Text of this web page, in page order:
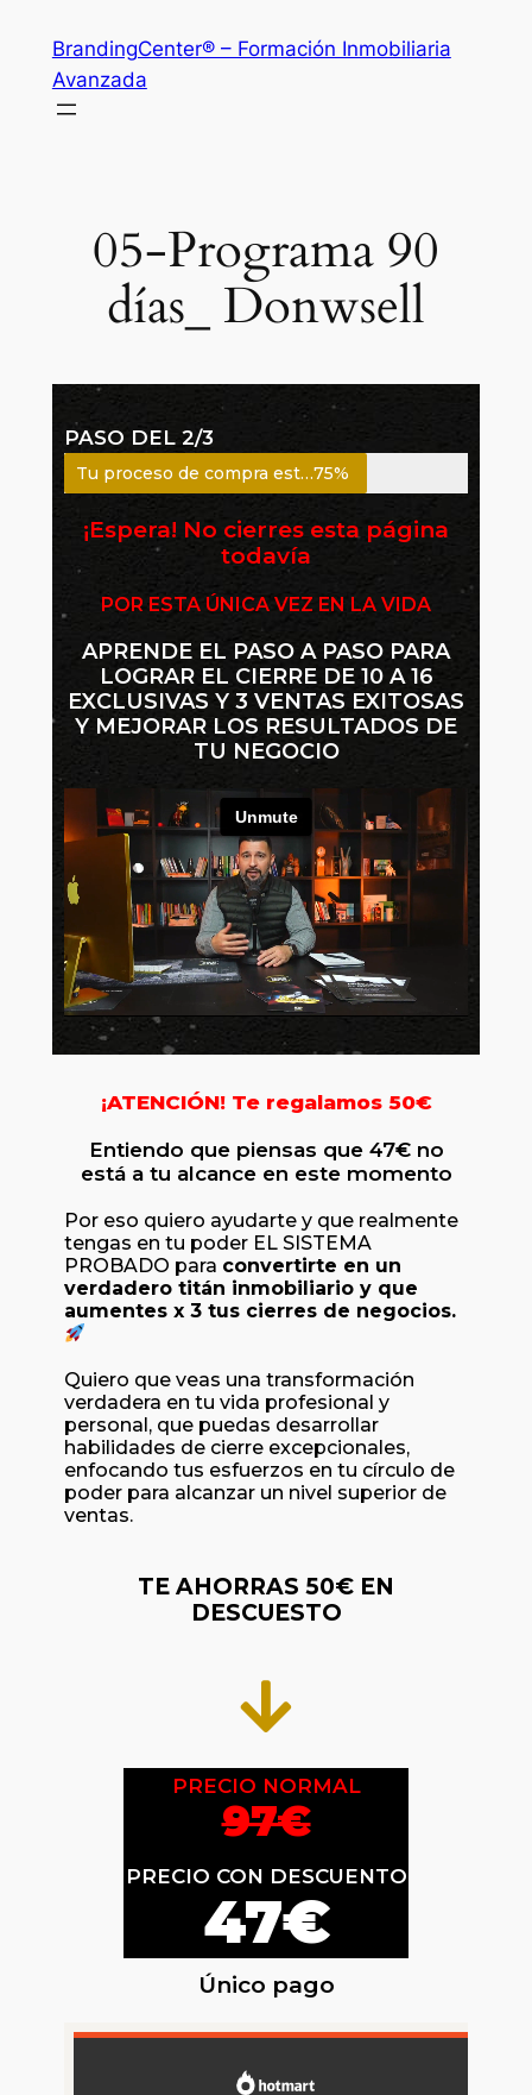
BrandingCenter® – Formación Inmobiliaria
Avanzada
05-Programa 90
días_ Donwsell
PASO DEL 2/3
Tu proceso de compra está en un75%
¡Espera! No cierres esta página
todavía
POR ESTA ÚNICA VEZ EN LA VIDA
APRENDE EL PASO A PASO PARA
LOGRAR EL CIERRE DE 10 A 16
EXCLUSIVAS Y 3 VENTAS EXITOSAS
Y MEJORAR LOS RESULTADOS DE
TU NEGOCIO
¡ATENCIÓN! Te regalamos 50€
Entiendo que piensas que 47€ no
está a tu alcance en este momento
Por eso quiero ayudarte y que realmente
tengas en tu poder EL SISTEMA
PROBADO para convertirte en un
verdadero titán inmobiliario y que
aumentes x 3 tus cierres de negocios.
Quiero que veas una transformación
verdadera en tu vida profesional y
personal, que puedas desarrollar
habilidades de cierre excepcionales,
enfocando tus esfuerzos en tu círculo de
poder para alcanzar un nivel superior de
ventas.
TE AHORRAS 50€ EN
DESCUESTO
PRECIO NORMAL
97€
PRECIO CON DESCUENTO
47€
Único pago